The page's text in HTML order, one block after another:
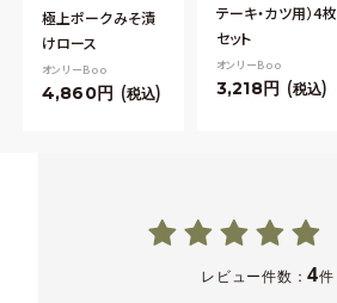
極上ポークみそ漬
けロース
オンリーBoo
4,860 税込
テーキ・カツ用）4枚
セット
オンリーBoo
3,218 税込
レビュー件数：4件